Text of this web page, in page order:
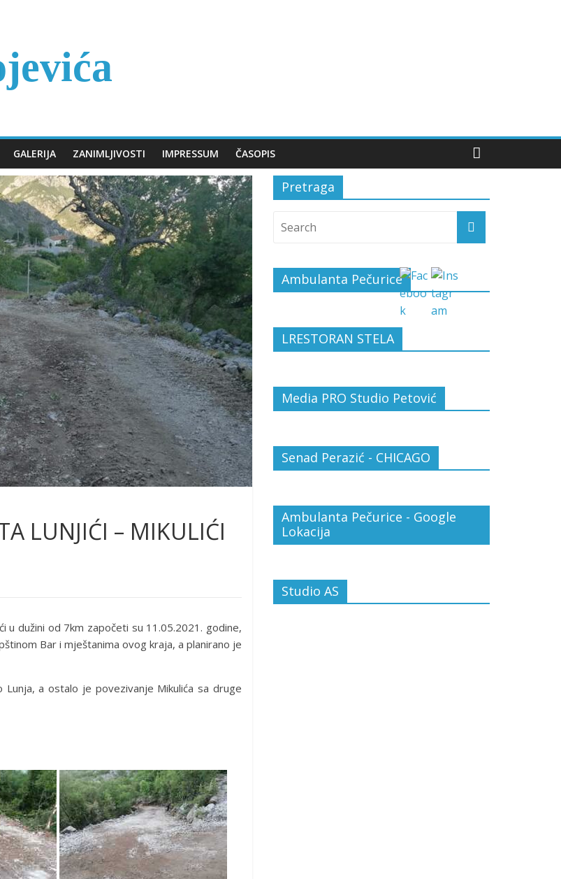
GALERIJA ZANIMLJIVOSTI IMPRESSUM ČASOPIS
LUNJIĆI – MIKULIĆI
u dužini od 7km započeti su 11.05.2021. godine,
Bar i mještanima ovog kraja, a planirano je
a ostalo je povezivanje Mikulića sa druge
Pretraga
Ambulanta Pečurice
LRESTORAN STELA
Media PRO Studio Petović
Senad Perazić - CHICAGO
Ambulanta Pečurice - Google
Lokacija
Studio AS